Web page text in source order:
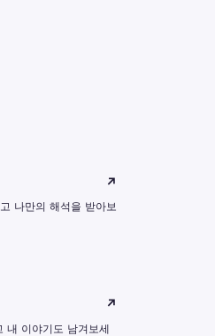
↗
나만의 해석을 받아보
↗
내 이야기도 남겨보세